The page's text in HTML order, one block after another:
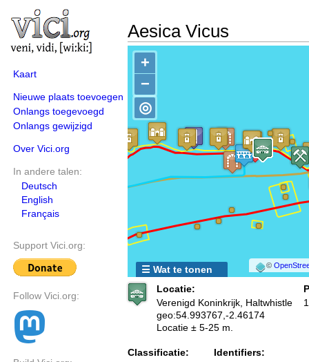
Kaart
Nieuwe plaats toevoegen
Onlangs toegevoegd
Onlangs gewijzigd
Over Vici.org
In andere talen:
Deutsch
English
Français
Support Vici.org:
Follow Vici.org:
Aesica Vicus
+
−
©
◎
☰ Wat te tonen
Locatie:
Verenigd Koninkrijk, Haltwhistle
geo:54.993767,-2.46174
Locatie ± 5-25 m.
Classificatie:
Identifiers: